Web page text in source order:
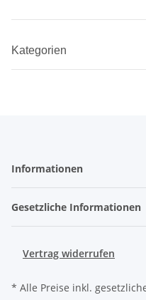
Kategorien
Informationen
Gesetzliche Informationen
Vertrag widerrufen
* Alle Preise inkl.